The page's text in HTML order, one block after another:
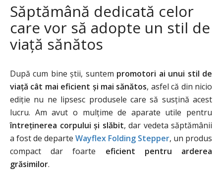
Săptămână dedicată celor
care vor să adopte un stil de
viață sănătos
După cum bine știi, suntem promotori ai unui stil de
viață cât mai eficient și mai sănătos, asfel că din nicio
ediție nu ne lipsesc produsele care să susțină acest
lucru. Am avut o mulțime de aparate utile pentru
întreținerea corpului și slăbit, dar vedeta săptămânii
a fost de departe Wayflex Folding Stepper, un produs
compact dar foarte eficient pentru arderea
grăsimilor.